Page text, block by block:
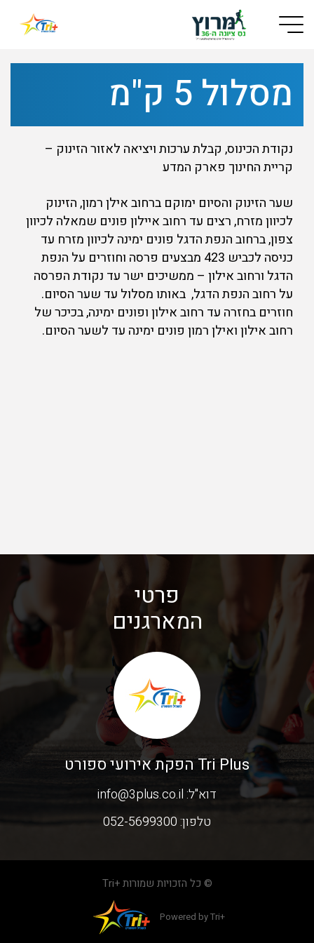
Button used only for devices with a small screen
מסלול 5 ק"מ
נקודת הכינוס, קבלת ערכות ויציאה לאזור הזינוק –
קריית החינוך פארק המדע
שער הזינוק והסיום ימוקם ברחוב אילן רמון, הזינוק
לכיוון מזרח, רצים עד רחוב איילון פונים שמאלה לכיוון
צפון, ברחוב הנפת הדגל פונים ימינה לכיוון מזרח עד
כניסה לכביש 423 מבצעים פרסה וחוזרים על הנפת
הדגל ורחוב אילון – ממשיכים ישר עד נקודת הפרסה
על רחוב הנפת הדגל, באותו מסלול עד שער הסיום.
חוזרים בחזרה עד רחוב אילון ופונים ימינה, בכיכר של
רחוב אילון ואילן רמון פונים ימינה עד לשער הסיום.
פרטי
המארגנים
Tri Plus הפקת אירועי ספורט
דוא"ל:info@3plus.co.il
טלפון:052-5699300
© כל הזכויות שמורות +Tri
Powered by Tri+